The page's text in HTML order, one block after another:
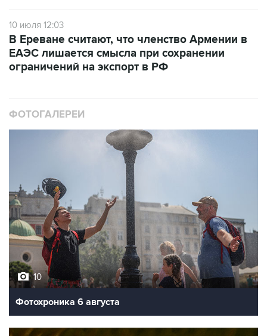
10 июля 12:03
В Ереване считают, что членство Армении в
ЕАЭС лишается смысла при сохранении
ограничений на экспорт в РФ
ФОТОГАЛЕРЕИ
10
Фотохроника 6 августа